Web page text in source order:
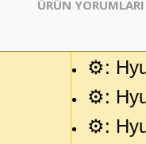
ÜRÜN YORUMLARI
⚙️:
⚙️:
⚙️: